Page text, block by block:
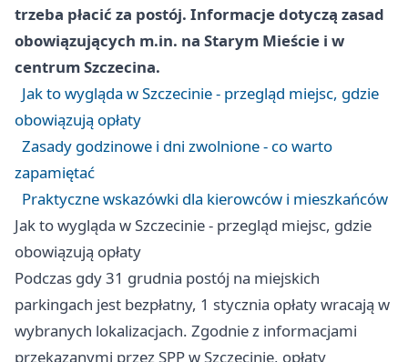
trzeba płacić za postój. Informacje dotyczą zasad
obowiązujących m.in. na Starym Mieście i w
centrum Szczecina.
Jak to wygląda w Szczecinie - przegląd miejsc, gdzie
obowiązują opłaty
Zasady godzinowe i dni zwolnione - co warto
zapamiętać
Praktyczne wskazówki dla kierowców i mieszkańców
Jak to wygląda w Szczecinie - przegląd miejsc, gdzie
obowiązują opłaty
Podczas gdy 31 grudnia postój na miejskich
parkingach jest bezpłatny, 1 stycznia opłaty wracają w
wybranych lokalizacjach. Zgodnie z informacjami
przekazanymi przez SPP w Szczecinie, opłaty